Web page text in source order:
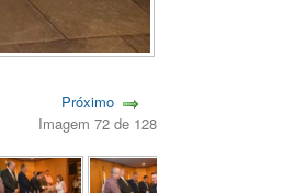
Próximo
Imagem 72 de 128